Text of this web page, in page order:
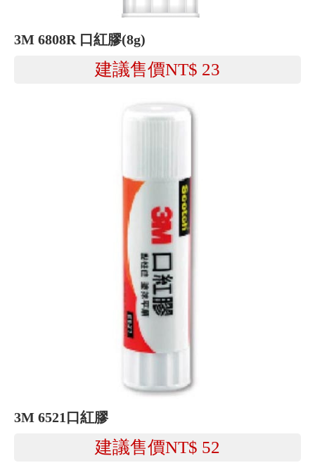
3M 6808R 口紅膠(8g)
建議售價NT$ 23
3M 6521口紅膠
建議售價NT$ 52